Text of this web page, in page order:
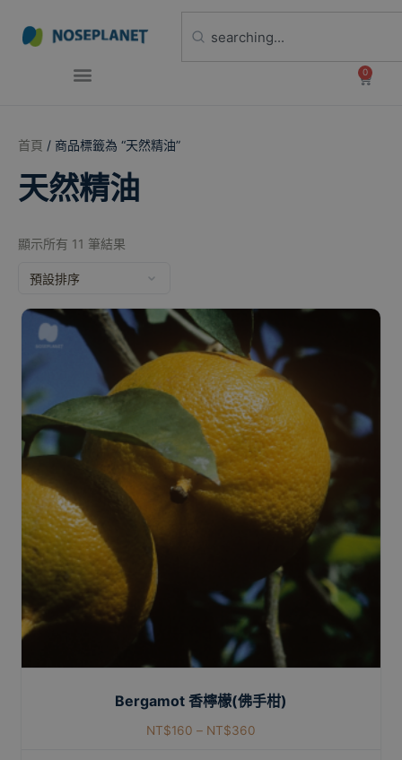
0
首頁 / 商品標籤為 “天然精油”
天然精油
顯示所有 11 筆結果
Bergamot 香檸檬(佛手柑)
NT$160 – NT$360